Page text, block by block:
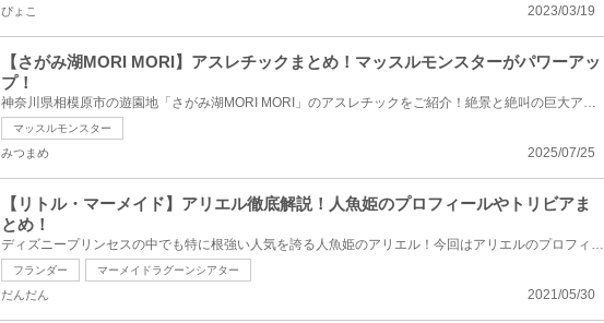
2023/03/19
ぴょこ
【さがみ湖MORI MORI】アスレチックまとめ！マッスルモンスターがパワーアッ
プ！
神奈川県相模原市の遊園地「さがみ湖MORI MORI」のアスレチックをご紹介！絶景と絶叫の巨大アスレチック...
マッスルモンスター
2025/07/25
みつまめ
【リトル・マーメイド】アリエル徹底解説！人魚姫のプロフィールやトリビアま
とめ！
ディズニープリンセスの中でも特に根強い人気を誇る人魚姫のアリエル！今回はアリエルのプロフィールや...
フランダー マーメイドラグーンシアター
2021/05/30
だんだん